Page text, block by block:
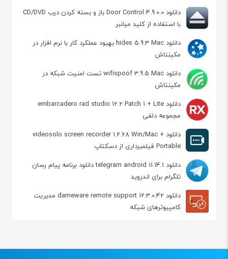
دانلود Door Control 4.9.0.0 باز و بسته ‏کردن درب CD/DVD
با استفاده از کلید میان‏بر
دانلود hides 5.9.3 Mac بهبود عملکرد کار با نرم افزار در
مکینتاش
دانلود wifispoof 3.9.5 Mac تست امنیت شبکه در
مکینتاش
دانلود embarcadero rad studio 12.2 Patch 1 + Lite
مجموعه دلفی
دانلود videosolo screen recorder 1.2.68 Win/Mac +
Portable فیلمبرداری از دسکتاپ
دانلود telegram android 11.14.1 دانلود برنامه پیام رسان
تلگرام برای اندروید
دانلود dameware remote support 12.3.0.42 مدیریت
کامپیوترهای شبکه